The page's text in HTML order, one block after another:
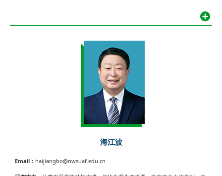
海江波
Email： haijiangbo@nwsuaf.edu.cn